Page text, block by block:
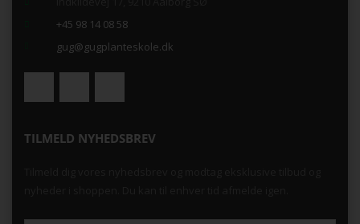
+45 98 14 08 58
gug@gugplanteskole.dk
TILMELD NYHEDSBREV